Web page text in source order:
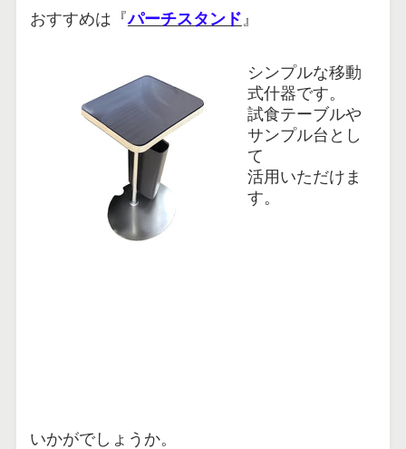
おすすめは『パーチスタンド 』
シンプルな移動
式什器です。
試食テーブルや
サンプル台とし
て
活用いただけま
す。
いかがでしょうか。